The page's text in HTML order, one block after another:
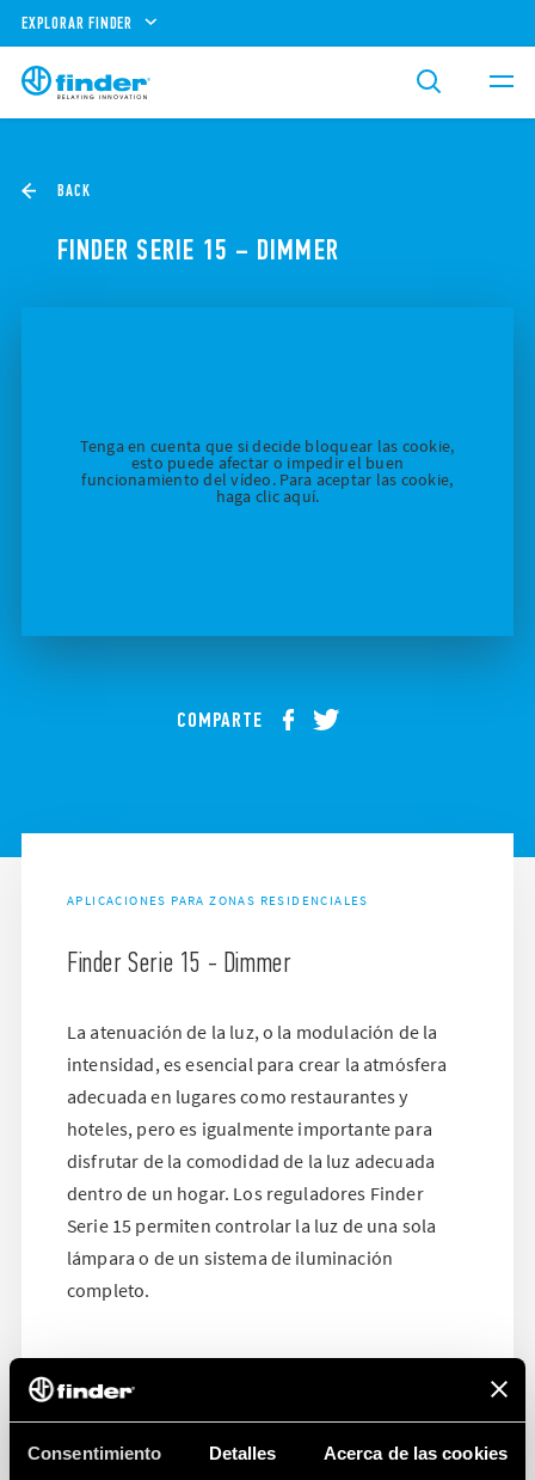
Consentimiento Detalles Acerca de las cookies
EXPLORAR FINDER
BACK
FINDER SERIE 15 – DIMMER
Tenga en cuenta que si decide bloquear las cookie,
esto puede afectar o impedir el buen
funcionamiento del vídeo. Para aceptar las cookie,
haga clic aquí.
COMPARTE
APLICACIONES PARA ZONAS RESIDENCIALES
Finder Serie 15 - Dimmer
La atenuación de la luz, o la modulación de la
intensidad, es esencial para crear la atmósfera
adecuada en lugares como restaurantes y
hoteles, pero es igualmente importante para
disfrutar de la comodidad de la luz adecuada
dentro de un hogar. Los reguladores Finder
Serie 15 permiten controlar la luz de una sola
lámpara o de un sistema de iluminación
completo.